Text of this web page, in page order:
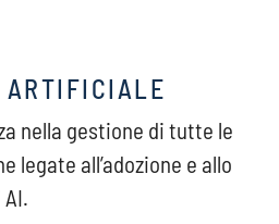
nella gestione di tutte le
legate all’adozione e allo